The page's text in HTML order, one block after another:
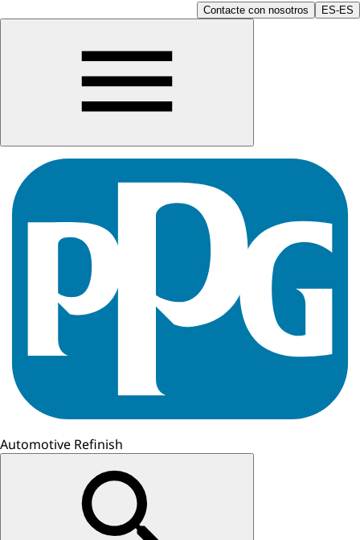
Contacte con nosotros ES-ES
Automotive Refinish